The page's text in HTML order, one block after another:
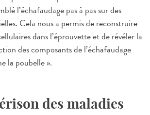
l’échafaudage pas à pas sur des
Cela nous a permis de reconstruire
dans l’éprouvette et de révéler la
des composants de l’échafaudage
la poubelle ».
des maladies